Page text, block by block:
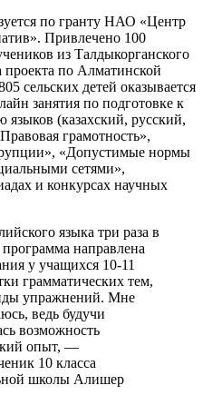
по гранту НАО «Центр
Привлечено 100
из Талдыкорганского
по Алматинской
сельских детей оказывается
занятия по подготовке к
(казахский, русский,
грамотность»,
«Допустимые нормы
сетями»,
и конкурсах научных
языка три раза в
направлена
у учащихся 10-11
грамматических тем,
упражнений. Мне
ведь будучи
возможность
опыт, —
10 класса
школы Алишер